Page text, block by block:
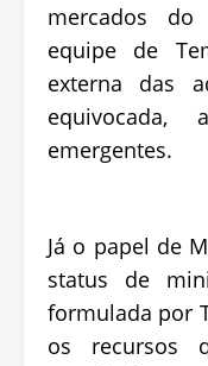
mercados
equipe de
externa das
emergentes.
Já o papel de
status de
formulada por
os recursos